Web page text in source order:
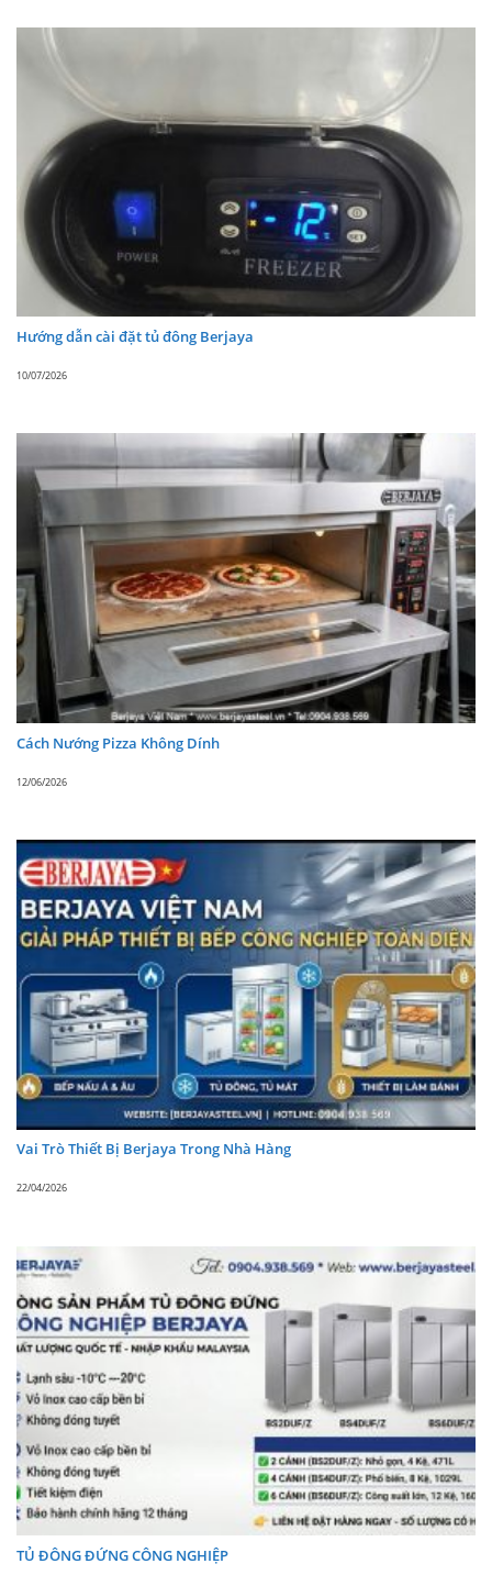
Máy trộn bột Berjaya BJY-BM40N-DT
Tại sao bạn nên chọn mua máy trộn bột
của Berjaya ?
Máy trộn bột Berjaya:Vai trò chính của chiếc máy
này không chỉ dừng lại ở việc “trộn bột” đơn thuần,
mà nó đóng vai trò như một
trợ thủ đa năng
trong các bếp của tiệm bánh, nhà hàng hoặc khách
sạn quy mô vừa và lớn. Dưới đây là các vai trò cụ
thể của máy dựa trên cấu tạo và chức năng:
Hướng dẫn cài đặt tủ đông Berjaya
10/07/2026
Cách Nướng Pizza Không Dính
12/06/2026
Vai Trò Thiết Bị Berjaya Trong Nhà Hàng
22/04/2026
TỦ ĐÔNG ĐỨNG CÔNG NGHIỆP